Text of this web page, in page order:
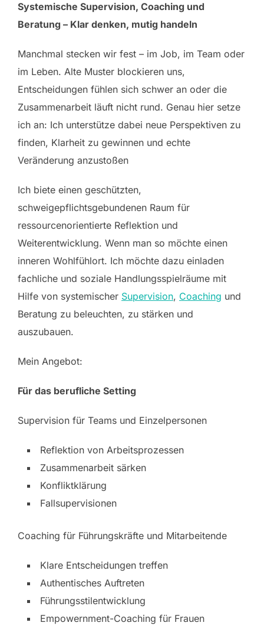
Systemische Supervision, Coaching und
Beratung – Klar denken, mutig handeln
Manchmal stecken wir fest – im Job, im Team oder
im Leben. Alte Muster blockieren uns,
Entscheidungen fühlen sich schwer an oder die
Zusammenarbeit läuft nicht rund. Genau hier setze
ich an: Ich unterstütze dabei neue Perspektiven zu
finden, Klarheit zu gewinnen und echte
Veränderung anzustoßen
Ich biete einen geschützten,
schweigepflichtsgebundenen Raum für
ressourcenorientierte Reflektion und
Weiterentwicklung. Wenn man so möchte einen
inneren Wohlfühlort. Ich möchte dazu einladen
fachliche und soziale Handlungsspielräume mit
Hilfe von systemischer Supervision, Coaching und
Beratung zu beleuchten, zu stärken und
auszubauen.
Mein Angebot:
Für das berufliche Setting
Supervision für Teams und Einzelpersonen
Reflektion von Arbeitsprozessen
Zusammenarbeit särken
Konfliktklärung
Fallsupervisionen
Coaching für Führungskräfte und Mitarbeitende
Klare Entscheidungen treffen
Authentisches Auftreten
Führungsstilentwicklung
Empowernment-Coaching für Frauen